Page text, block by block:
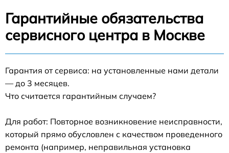
Гарантийные обязательства
сервисного центра в Москве
Гарантия от сервиса: на установленные нами детали
— до 3 месяцев.
Что считается гарантийным случаем?
Для работ: Повторное возникновение неисправности,
который прямо обусловлен с качеством проведенного
ремонта (например, неправильная установка